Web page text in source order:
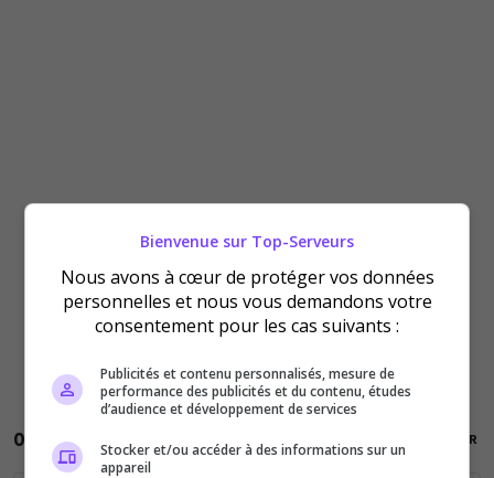
Bienvenue sur Top-Serveurs
Nous avons à cœur de protéger vos données
personnelles et nous vous demandons votre
consentement pour les cas suivants :
Publicités et contenu personnalisés, mesure de
performance des publicités et du contenu, études
d’audience et développement de services
Stocker et/ou accéder à des informations sur un
appareil